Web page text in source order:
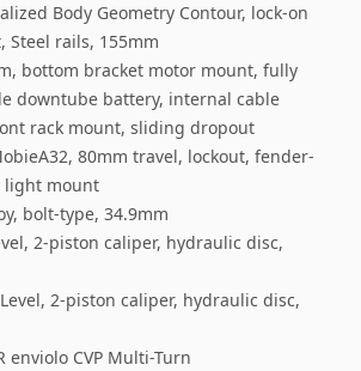
Body Geometry Contour, lock-on
Steel rails, 155mm
bottom bracket motor mount, fully
downtube battery, internal cable
rack mount, sliding dropout
80mm travel, lockout, fender-
light mount
bolt-type, 34.9mm
2-piston caliper, hydraulic disc,
Level, 2-piston caliper, hydraulic disc,
enviolo CVP Multi-Turn